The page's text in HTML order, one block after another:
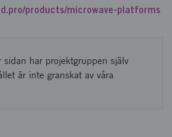
products/microwave-platforms
sidan har projektgruppen själv
är inte granskat av våra